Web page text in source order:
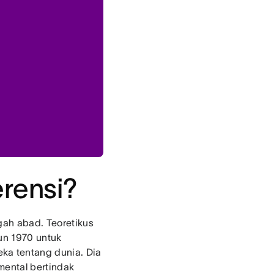
abad. Teoretikus
1970 untuk
tentang dunia. Dia
bertindak